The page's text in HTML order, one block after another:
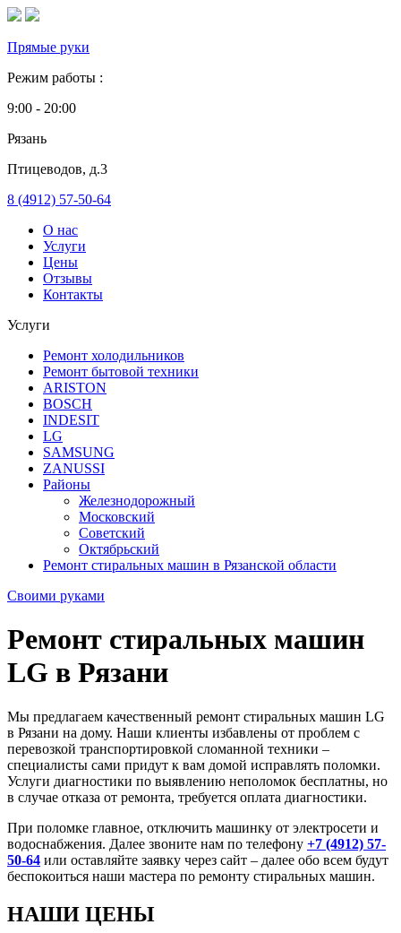
Прямые руки
Режим работы :
9:00 - 20:00
Рязань
Птицеводов, д.3
8 (4912) 57-50-64
О нас
Услуги
Цены
Отзывы
Контакты
Услуги
Ремонт холодильников
Ремонт бытовой техники
ARISTON
BOSCH
INDESIT
LG
SAMSUNG
ZANUSSI
Районы
Железнодорожный
Московский
Советский
Октябрьский
Ремонт стиральных машин в Рязанской области
Своими руками
Ремонт стиральных машин
LG в Рязани
Мы предлагаем качественный ремонт стиральных машин LG
в Рязани на дому. Наши клиенты избавлены от проблем с
перевозкой транспортировкой сломанной техники –
специалисты сами придут к вам домой исправлять поломки.
Услуги диагностики по выявлению неполомок бесплатны, но
в случае отказа от ремонта, требуется оплата диагностики.
При поломке главное, отключить машинку от электросети и
водоснабжения. Далее звоните нам по телефону +7 (4912) 57-
50-64 или оставляйте заявку через сайт – далее обо всем будут
беспокоиться наши мастера по ремонту стиральных машин.
НАШИ ЦЕНЫ